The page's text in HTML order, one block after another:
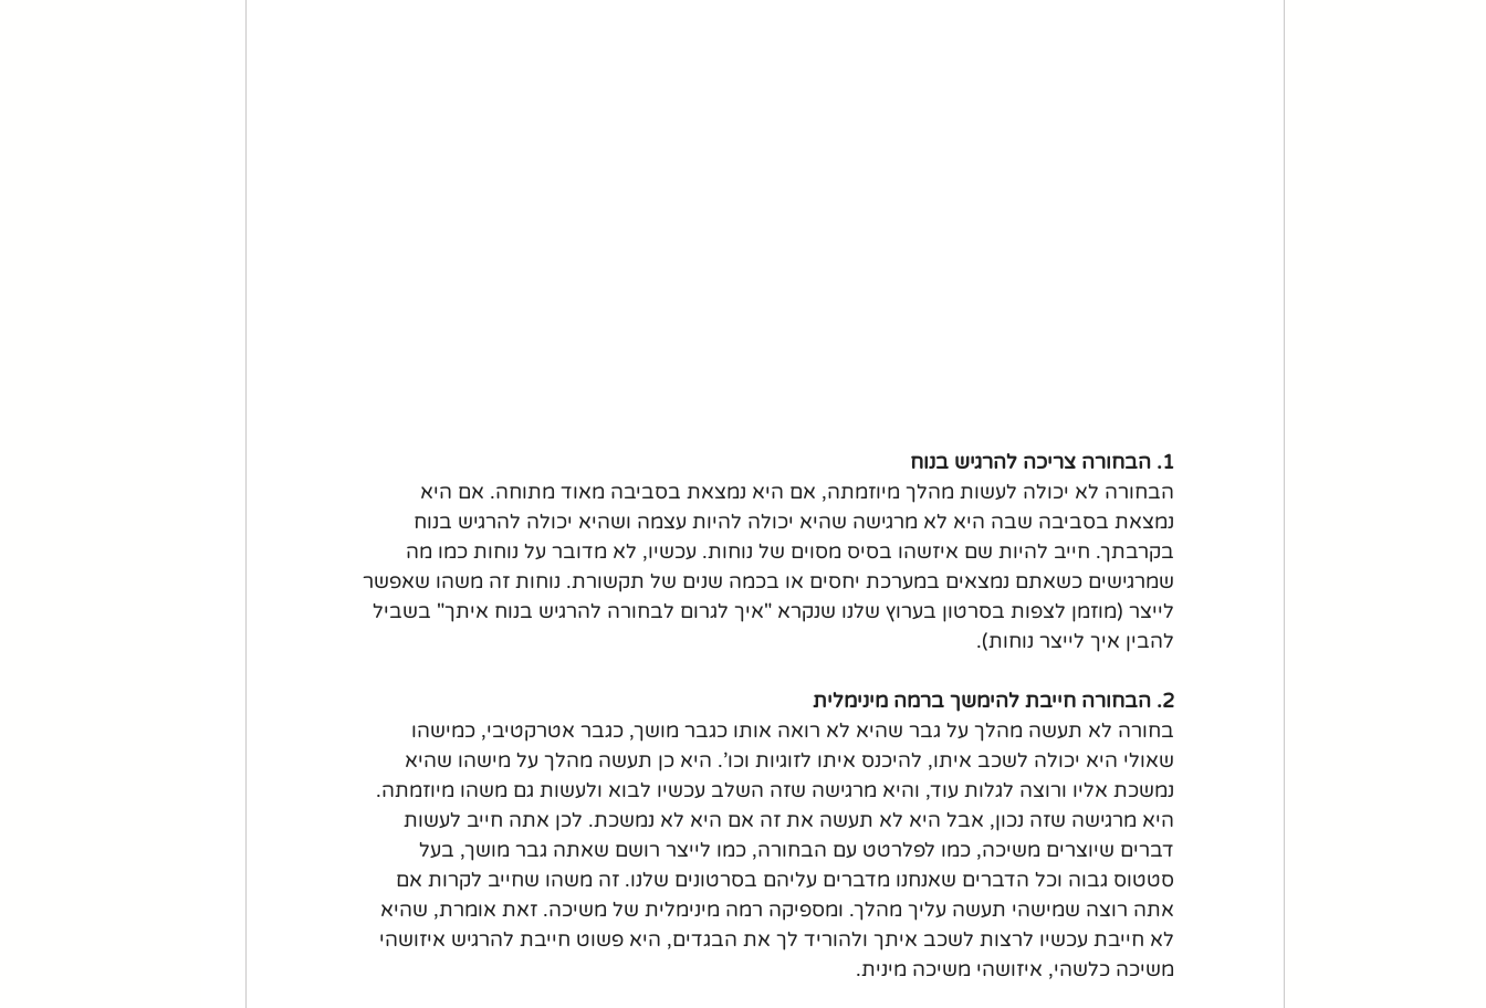
1. הבחורה צריכה להרגיש בנוח
הבחורה לא יכולה לעשות מהלך מיוזמתה, אם היא נמצאת בסביבה מאוד מתוחה. אם היא
נמצאת בסביבה שבה היא לא מרגישה שהיא יכולה להיות עצמה ושהיא יכולה להרגיש בנוח
בקרבתך. חייב להיות שם איזשהו בסיס מסוים של נוחות. עכשיו, לא מדובר על נוחות כמו מה
שמרגישים כשאתם נמצאים במערכת יחסים או בכמה שנים של תקשורת. נוחות זה משהו שאפשר
לייצר (מוזמן לצפות בסרטון בערוץ שלנו שנקרא "איך לגרום לבחורה להרגיש בנוח איתך" בשביל
להבין איך לייצר נוחות).
2. הבחורה חייבת להימשך ברמה מינימלית
בחורה לא תעשה מהלך על גבר שהיא לא רואה אותו כגבר מושך, כגבר אטרקטיבי, כמישהו
שאולי היא יכולה לשכב איתו, להיכנס איתו לזוגיות וכו'. היא כן תעשה מהלך על מישהו שהיא
נמשכת אליו ורוצה לגלות עוד, והיא מרגישה שזה השלב עכשיו לבוא ולעשות גם משהו מיוזמתה.
היא מרגישה שזה נכון, אבל היא לא תעשה את זה אם היא לא נמשכת. לכן אתה חייב לעשות
דברים שיוצרים משיכה, כמו לפלרטט עם הבחורה, כמו לייצר רושם שאתה גבר מושך, בעל
סטטוס גבוה וכל הדברים שאנחנו מדברים עליהם בסרטונים שלנו. זה משהו שחייב לקרות אם
אתה רוצה שמישהי תעשה עליך מהלך. ומספיקה רמה מינימלית של משיכה. זאת אומרת, שהיא
לא חייבת עכשיו לרצות לשכב איתך ולהוריד לך את הבגדים, היא פשוט חייבת להרגיש איזושהי
משיכה כלשהי, איזושהי משיכה מינית.